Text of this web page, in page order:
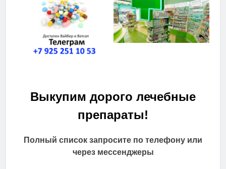
Выкупим дорого лечебные
препараты!
Полный список запросите по телефону или
через мессенджеры